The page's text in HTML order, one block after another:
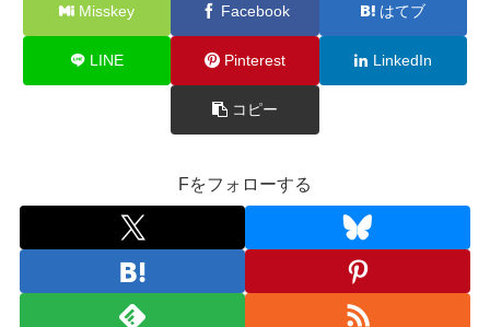
Misskey Facebook はてブ
LINE Pinterest LinkedIn
コピー
Fをフォローする